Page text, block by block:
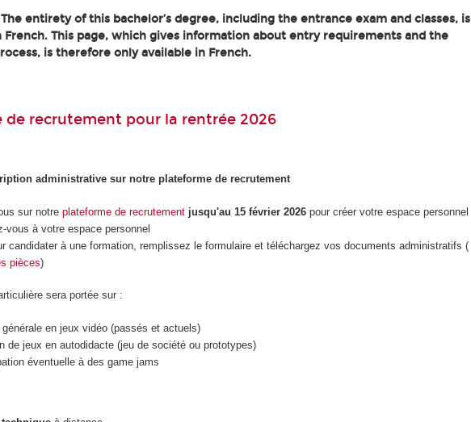
The entirety of this bachelor’s degree, including the entrance exam and classes, is
French. This page, which gives information about entry requirements and the
is therefore only available in French.
de recrutement pour la rentrée 2026
administrative sur notre plateforme de recrutement
sur notre plateforme de recrutement jusqu'au 15 février 2026pour créer votre espace personnel
vous à votre espace personnel
candidater à une formation, remplissez le formulaire et téléchargez vos documents administratifs (
pièces)
sera portée sur :
générale en jeux vidéo (passés et actuels)
de jeux en autodidacte (jeu de société ou prototypes)
éventuelle à des game jams